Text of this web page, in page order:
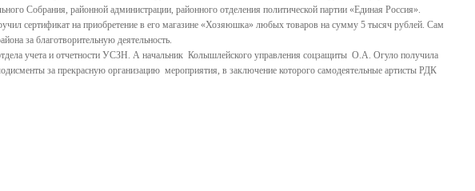
Собрания, районной администрации, районного отделения политической партии «Единая Россия».
сертификат на приобретение в его магазине «Хозяюшка» любых товаров на сумму 5 тысяч рублей. Сам
за благотворительную деятельность.
учета и отчетности УСЗН. А начальник Колышлейского управления соцзащиты О.А. Огуло получила
за прекрасную организацию мероприятия, в заключение которого самодеятельные артисты РДК